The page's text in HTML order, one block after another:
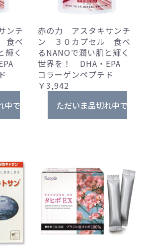
ンチ
食べ
輝く
です。
赤の力 アスタキサンチ
ン ３０カプセル 食べ
るNANOで潤い肌と輝く
世界を！ DHA・EPA
コラーゲンペプチド
￥3,942
ただいま品切れ中です。